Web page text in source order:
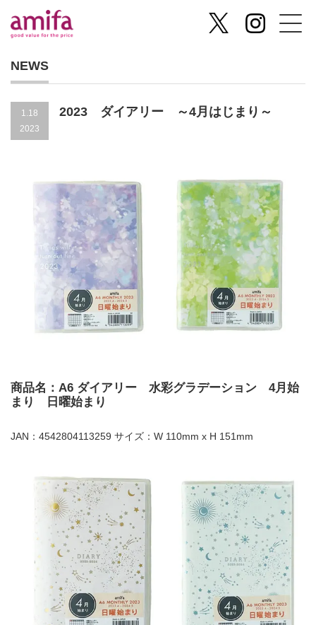
NEWS
1.18
2023
2023 ダイアリー ～4月はじまり～
商品名：A6 ダイアリー 水彩グラデーション 4月始
まり 日曜始まり
JAN：4542804113259 サイズ：W 110mm x H 151mm